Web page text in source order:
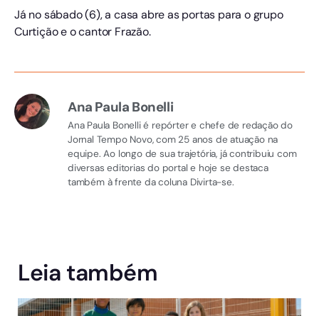
Já no sábado (6), a casa abre as portas para o grupo
Curtição e o cantor Frazão.
Ana Paula Bonelli
Ana Paula Bonelli é repórter e chefe de redação do
Jornal Tempo Novo, com 25 anos de atuação na
equipe. Ao longo de sua trajetória, já contribuiu com
diversas editorias do portal e hoje se destaca
também à frente da coluna Divirta-se.
Leia também